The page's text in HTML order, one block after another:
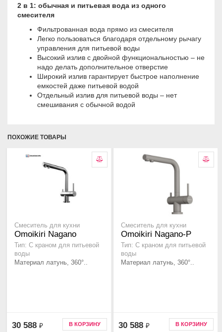
2 в 1: обычная и питьевая вода из одного
смесителя
Фильтрованная вода прямо из смесителя
Легко пользоваться благодаря отдельному рычагу
управления для питьевой воды
Высокий излив с двойной функциональностью – не
надо делать дополнительное отверстие
Широкий излив гарантирует быстрое наполнение
емкостей даже питьевой водой
Отдельный излив для питьевой воды – нет
смешивания с обычной водой
ПОХОЖИЕ ТОВАРЫ
Смеситель для кухни
Omoikiri Nagano
Тип: С краном для питьевой
воды
Материал латунь, 360°..
30 588 ₽ В КОРЗИНУ
Смеситель для кухни
Omoikiri Nagano-P
Тип: С краном для питьевой
воды
Материал латунь, 360°..
30 588 ₽ В КОРЗИНУ